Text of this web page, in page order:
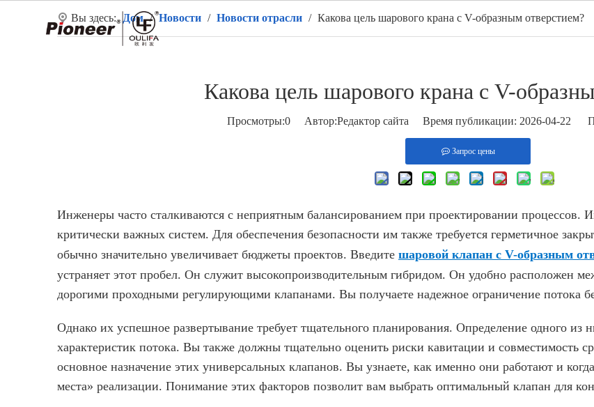
Вы здесь: Дом / Новости / Новости отрасли / Какова цель шарового крана с V-образным отверстием?
Какова цель шарового крана с V-
Просмотры:0 Автор:Pедактор сайта Время публикации: 2026-04-22
Запрос цены
Инженеры часто сталкиваются с неприятным балансированием при проектировании процессов.
критически важных систем. Для обеспечения безопасности им также требуется герметичное
обычно значительно увеличивает бюджеты проектов. Введите шаровой клапан с V-образным
устраняет этот пробел. Он служит высокопроизводительным гибридом. Он удобно расположен
дорогими проходными регулирующими клапанами. Вы получаете надежное ограничение потока
Однако их успешное развертывание требует тщательного планирования. Определение одного из
характеристик потока. Вы также должны тщательно оценить риски кавитации и совместимость
основное назначение этих универсальных клапанов. Вы узнаете, как именно они работают и
места» реализации. Понимание этих факторов позволит вам выбрать оптимальный клапан для